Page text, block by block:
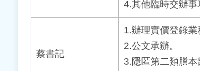
4.其他臨時交辦事
蔡書記
1.辦理實價登錄業
2.公文承辦。
3.隱匿第二類謄本